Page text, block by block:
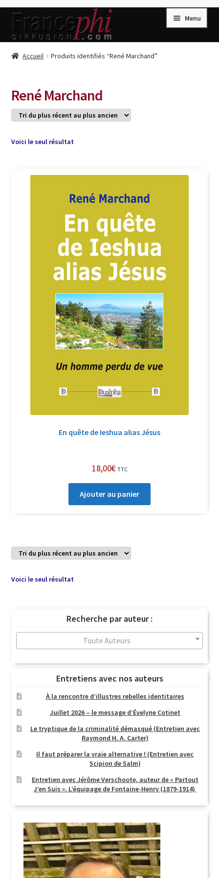
Aller
la
Aller
contenu
Menu
Accueil
Conditions de Vente
Connection
Listes d’Envies
Livres de Peter Randa
Livres de Philippe Randa
Login Customizer
Nous Contacter
Politique de confidentialité et cookies
Qui sommes-nous ?
Soutien à Philippe Randa
Suivi de la Commande
Accueil Produits identifiés “René Marchand”
René Marchand
Voici le seul résultat
En quête de Ieshua alias Jésus
18,00€ TTC
Ajouter au panier
Voici le seul résultat
Recherche par auteur :
Toute Auteurs
Entretiens avec nos auteurs
À la rencontre d’illustres rebelles identitaires
Juillet 2026 – le message d’Évelyne Cotinet
Le tryptique de la criminalité démasqué (Entretien avec
Raymond H. A. Carter)
Il faut préparer la vraie alternative ! (Entretien avec
Scipion de Salm)
Entretien avec Jérôme Verschoote, auteur de « Partout
J’en Suis ». L’équipage de Fontaine-Henry (1879-1914)